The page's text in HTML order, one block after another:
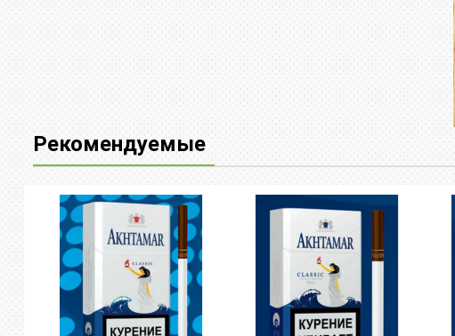
Рекомендуемые